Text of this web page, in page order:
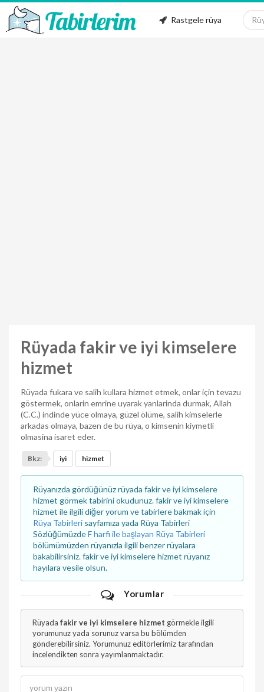
Rastgele rüya
Rüyada fakir ve iyi kimselere
hizmet
Rüyada fukara ve salih kullara hizmet etmek, onlar için tevazu
göstermek, onlarin emrine uyarak yanlarinda durmak, Allah
(C.C.) indinde yüce olmaya, güzel ölüme, salih kimselerle
arkadas olmaya, bazen de bu rüya, o kimsenin kiymetli
olmasina isaret eder.
Bkz: iyi hizmet
Rüyanızda gördüğünüz rüyada fakir ve iyi kimselere
hizmet görmek tabirini okudunuz. fakir ve iyi kimselere
hizmet ile ilgili diğer yorum ve tabirlere bakmak için
Rüya Tabirleri sayfamıza yada Rüya Tabirleri
SözlüğümüzdeF harfi ile başlayan Rüya Tabirleri
bölümümüzden rüyanızla ilgili benzer rüyalara
bakabilirsiniz. fakir ve iyi kimselere hizmet rüyanız
hayılara vesile olsun.
Yorumlar
Rüyada fakir ve iyi kimselere hizmet görmekle ilgili
yorumunuz yada sorunuz varsa bu bölümden
gönderebilirsiniz. Yorumunuz editörlerimiz tarafından
incelendikten sonra yayımlanmaktadır.